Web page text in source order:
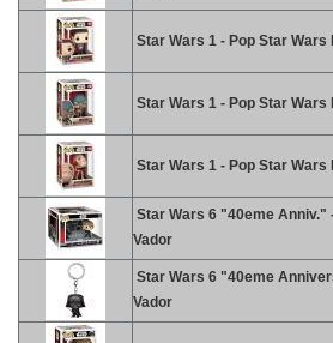
Star Wars 1 - Pop Star Wars
Star Wars 1 - Pop Star Wars
Star Wars 1 - Pop Star Wars
Star Wars 6 "40eme Anniv."
Vador
Star Wars 6 "40eme
Vador